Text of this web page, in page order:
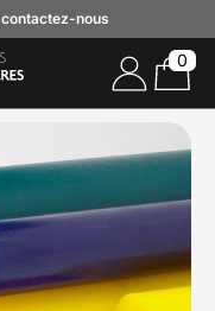
contactez-nous
0